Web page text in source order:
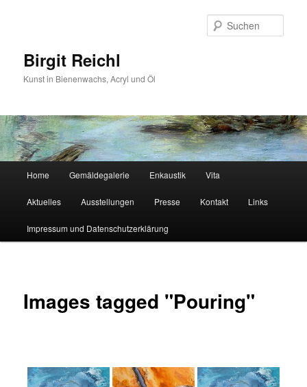
Birgit Reichl
Kunst in Bienenwachs, Acryl und Öl
Home Gemäldegalerie Enkaustik Vita
Aktuelles Ausstellungen Presse Kontakt Links
Impressum und Datenschutzerklärung
Images tagged "Pouring"